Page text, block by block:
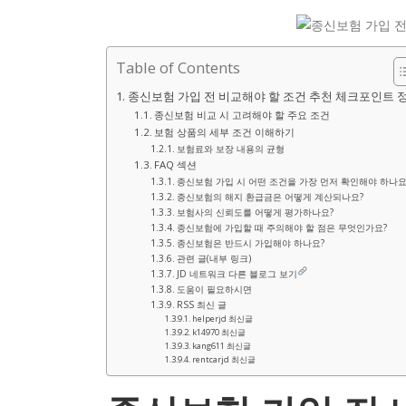
Table of Contents
종신보험 가입 전 비교해야 할 조건 추천 체크포인트
종신보험 비교 시 고려해야 할 주요 조건
보험 상품의 세부 조건 이해하기
보험료와 보장 내용의 균형
FAQ 섹션
종신보험 가입 시 어떤 조건을 가장 먼저 확인해야 하나
종신보험의 해지 환급금은 어떻게 계산되나요?
보험사의 신뢰도를 어떻게 평가하나요?
종신보험에 가입할 때 주의해야 할 점은 무엇인가요?
종신보험은 반드시 가입해야 하나요?
관련 글(내부 링크)
JD 네트워크 다른 블로그 보기
도움이 필요하시면
RSS 최신 글
helperjd 최신글
k14970 최신글
kang611 최신글
rentcarjd 최신글